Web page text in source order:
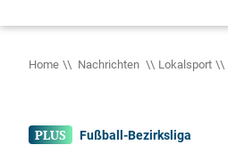
Home Nachrichten Lokalsport
Fußball-Bezirksliga